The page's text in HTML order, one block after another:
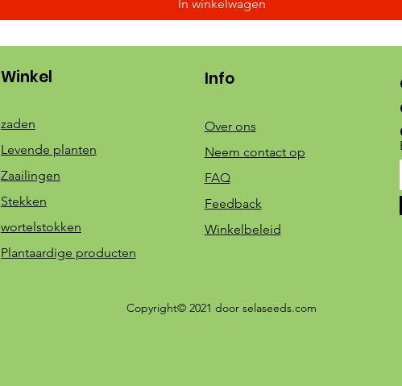
In winkelwagen
Winkel
zaden
Levende planten
Zaailingen
Stekken
wortelstokken
Plantaardige producten
Info
Over ons
Neem contact op
FAQ
Feedback
Winkelbeleid
Copyright© 2021 door selaseeds.com